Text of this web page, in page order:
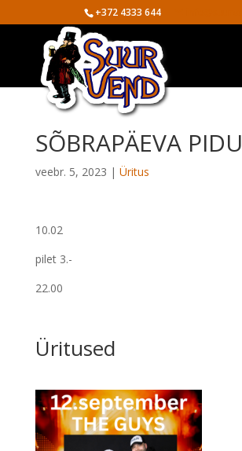
+372 4333 644
SÕBRAPÄEVA PIDU
veebr. 5, 2023 | Üritus
10.02
pilet 3.-
22.00
Üritused